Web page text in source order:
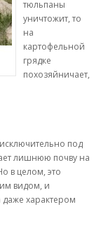
тюльпаны
уничтожит, то
на
картофельной
грядке
похозяйничает,
под
лишнюю почву на
в целом, это
видом, и
характером